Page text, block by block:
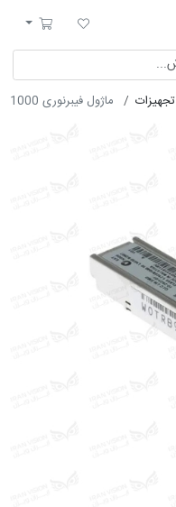
لیست مورد علاقه
سبد خرید
تجهیزات ماژول فیبرنوری 1000 مدل GLC-LH-SMD